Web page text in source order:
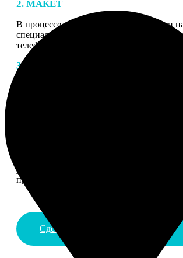
2. МАКЕТ
В процессе подготовки заказа к печати
специалисты могут связаться с Вами по
телефону или email для согласования
3. ИЗГОТОВЛЕНИЕ
получите подтверждение на email с
Введите адрес и выберите способ
у вас есть промокод, введите его в
промокода.
Сделать заказ